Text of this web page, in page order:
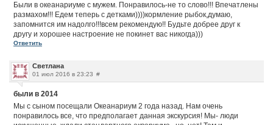
Были в океанариуме с мужем. Понравилось-не то слово!!! Впечатлены
размахом!!! Едем теперь с детками))))кормление рыбок,думаю,
запомнится им надолго!!!всем рекомендую!! Будьте добрее друг к
другу и хорошее настроение не покинет вас никогда)))
Ответить
Светлана
01 июл 2016 в 23:23 #
были в 2014
Мы с сыном посещали Океанариум 2 года назад. Нам очень
понравилось все, что предполагает данная экскурсия! Мы- люди